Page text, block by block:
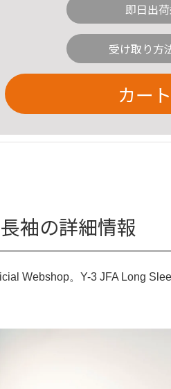
即日出
受け取り方
カー
袖の詳細情報
Webshop。Y-3 JFA Long